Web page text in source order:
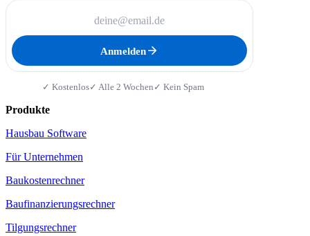
Anmelden
✓ Kostenlos✓ Alle 2 Wochen ✓ Kein Spam
Produkte
Hausbau Software
Für Unternehmen
Baukostenrechner
Baufinanzierungsrechner
Tilgungsrechner